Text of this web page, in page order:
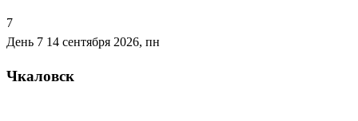
7
День 7 14 сентября 2026, пн
Чкаловск